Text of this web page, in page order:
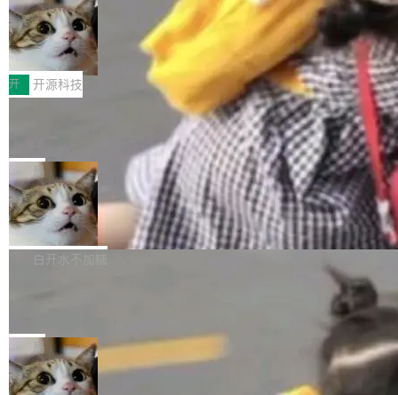
码，而 AI Agent 不需要容器，它们需要的是 Iso
late。」 容器为什么不合适 容器的问题在于启动
和销毁都太重了。一个 Agent 要执行的任务可能
只需要几毫秒的 CPU 时间，但容器从冷启动到
就绪要花数秒。如果未来有十...
状把 OpenAI 描述成一个系统性地从前东家挖
人、套取机密信息的对手。 OpenAI 没发律师
函，也没选择庭外沉默。它在官网贴了一篇博
文，标题只有六个字：Apple is getting this wro
ng。 然后，它把邮件往来和 iMessage 聊天记
录全贴了出来。 他发错人了 苹果外部律师 Gabr
iel Gross 来自 Weil 律所，2 月 23 日下午 5:53
给 OpenAI 总法律顾问 Che Chang 发了封邮
件，附了一封长信，要求 OpenAI 配合调查前苹
果员工带走机密信...
HUAWEI MatePad Edge上架WorkBu
ddy鸿蒙PC版，说话就能干活的AI办公
搭子
全能AI工作台WorkBuddy鸿蒙PC版上架HUAWE
I MatePad Edge应用市场，直接下载即可使
用，与鸿蒙电脑上的体验一致。值得一提的是，
这是目前市面上唯一支持平板接入WorkBuddy P
C版的产品，搭载“人机双写”重磅功能——你写
你的，AI写AI的，同屏协作互不干扰。一句话让
AI帮你干活，现在开启全新体验！ 温馨提示：
体验WorkBuddy鸿蒙PC版前，请将 HUAWEI M
atePad Edge 升级至 HarmonyOS 6.1.0.135S
P9 patch03及以上版本。 *升级路径：设置 > 搜
开 开源科技
FFmpeg 9.0 发布：代号“Lei”，以此纪
全球知名开源多媒体框架 FFmpeg 今天正式发
布了 9.0 版本。这个版本除了带来新一代音视频
处理能力和硬件加速支持之外，还有一个特殊之
处：FFmpeg 9.0 的代号是“Lei”。 这个名字，
来自中国开发者雷霄骅（Lei Xiaohua）。 对于
很多中国音视频开发者而言，这个名字并不陌
“启蒙老师”。 而今年，恰好是雷霄骅离世十周
年。FFmpeg 社区最终选择用一个大版本的名
字，留下了这份纪念。 雷霄骅曾是中国传媒大学
局
亚马逊成本失控：AI 写代码烧掉 1215
万元，超预算 860%
外媒近日曝光了亚马逊的多份内部报告显示，AI
导致公司在多个项目上超支。《金融时报》报道
编写程序，目标是完成电商平台作者信息与商品
列表的数据匹配 —— 一项常规的数据处理任
务，最终却产生了 180 万美元的账单，实际支出
白开水不加糖
e CEO Clément Delangue 在 CNBC 的采访里
没有拐弯抹角。他说中国正在赢得 AI 竞赛，而
且按目前的速度，中国 AI 工具预计在今年底或
局
当 AI agent 把源码变成了最好的扩展系